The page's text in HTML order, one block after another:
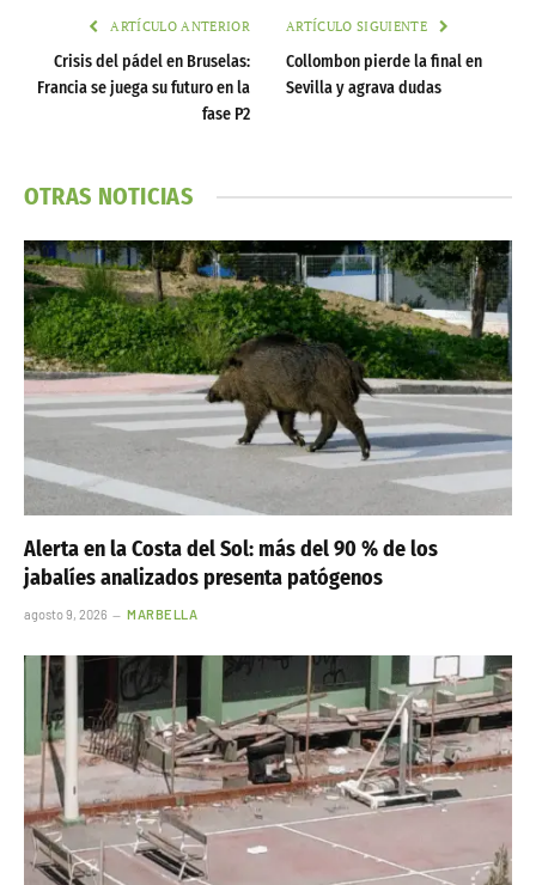
ARTÍCULO ANTERIOR
Crisis del pádel en Bruselas:
Francia se juega su futuro en la
fase P2
ARTÍCULO SIGUIENTE
Collombon pierde la final en
Sevilla y agrava dudas
OTRAS NOTICIAS
Alerta en la Costa del Sol: más del 90 % de los
jabalíes analizados presenta patógenos
agosto 9, 2026 MARBELLA